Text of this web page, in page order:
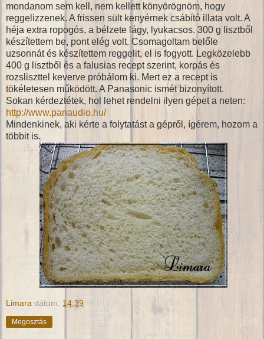
mondanom sem kell, nem kellett könyörögnöm, hogy
reggelizzenek. A frissen sült kenyérnek csábító illata volt. A
héja extra ropogós, a bélzete lágy, lyukacsos. 300 g lisztből
készítettem be, pont elég volt. Csomagoltam belőle
uzsonnát és készítettem reggelit, el is fogyott. Legközelebb
400 g lisztből és a falusias recept szerint, korpás és
rozsliszttel keverve próbálom ki. Mert ez a recept is
tökéletesen működött. A Panasonic ismét bizonyított.
Sokan kérdeztétek, hol lehet rendelni ilyen gépet a neten:
http://www.panaudio.hu/
Mindenkinek, aki kérte a folytatást a gépről, ígérem, hozom a
többit is.
Limara dátum: 14:39
Megosztás